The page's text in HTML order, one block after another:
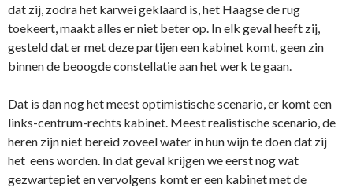
dat zij, zodra het karwei geklaard is, het Haagse de rug
toekeert, maakt alles er niet beter op. In elk geval heeft zij,
gesteld dat er met deze partijen een kabinet komt, geen zin
binnen de beoogde constellatie aan het werk te gaan.
Dat is dan nog het meest optimistische scenario, er komt een
links-centrum-rechts kabinet. Meest realistische scenario, de
heren zijn niet bereid zoveel water in hun wijn te doen dat zij
het eens worden. In dat geval krijgen we eerst nog wat
gezwartepiet en vervolgens komt er een kabinet met de